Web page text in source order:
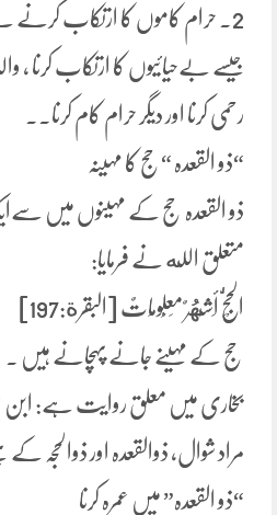
2۔ حرام کاموں کا ارتکاب کرنے سے
جیسے بےحیائیوں کا ارتکاب کرنا ،
رحمی کرنا اور دیگر حرام کام کرنا۔۔
“ذو القعدہ “حج کا مہینہ
ذو القعدہ حج کے مہینوں میں
متعلق الله نے فرمایا:
الْحَجُّ أَشْهُرٌ مَعْلُومَاتٌ [البقرة:197]
حج کے مہینے جانے پہچانے ہیں ۔
بخاری میں معلق روایت ہے: ابن
مراد شوال، ذوالقعدہ اور ذوالحجہ
“ذو القعدہ” میں عمرہ کرنا